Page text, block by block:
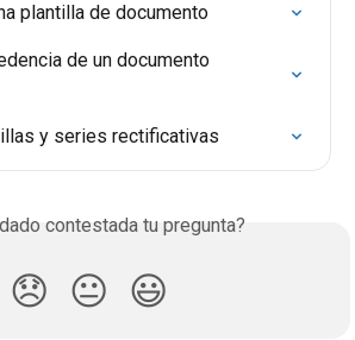
plantilla de documento
de un documento
y series rectificativas
contestada tu pregunta?
😞 😐 😃